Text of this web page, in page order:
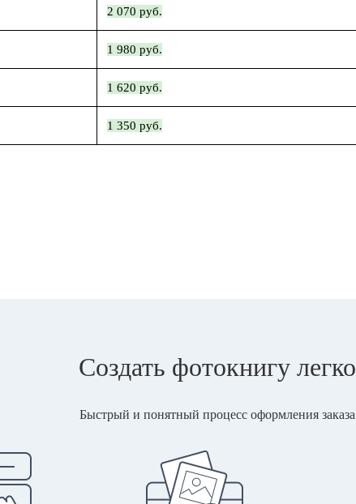
2 070 руб.
1 980 руб.
1 620 руб.
1 350 руб.
Создать фотокнигу легко
Быстрый и понятный процесс оформления заказа